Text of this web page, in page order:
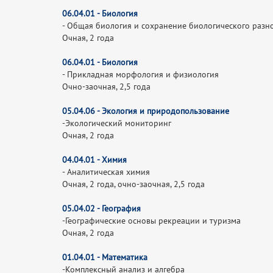
06.04.01 - Биология
- Общая биология и сохранение биологического
Очная, 2 года
06.04.01 - Биология
- Прикладная морфология и физиология
Очно-заочная, 2,5 года
05.04.06 - Экология и природопользование
-Экологический мониторинг
Очная, 2 года
04.04.01 - Химия
- Аналитическая химия
Очная, 2 года, очно-заочная, 2,5 года
05.04.02 - География
-Географические основы рекреации и туризма
Очная, 2 года
01.04.01 - Математика
-Комплексный анализ и алгебра